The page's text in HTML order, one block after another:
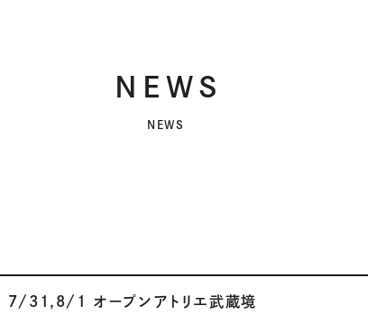
NEWS
NEWS
7/31,8/1 オープンアトリエ武蔵境